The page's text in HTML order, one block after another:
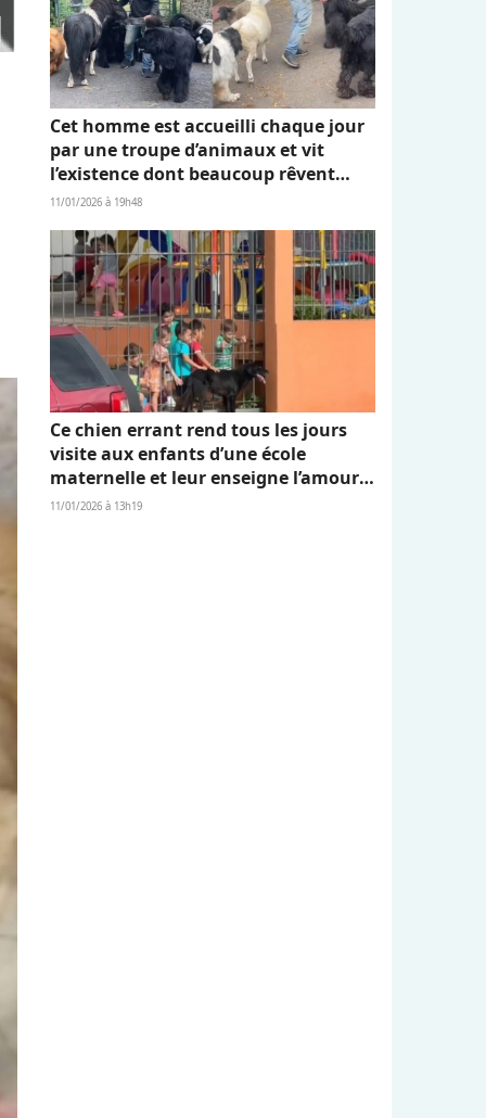
Cet homme est accueilli chaque jour
par une troupe d’animaux et vit
l’existence dont beaucoup rêvent
(vidéo)
11/01/2026 à 19h48
Ce chien errant rend tous les jours
visite aux enfants d’une école
maternelle et leur enseigne l’amour
et l’empathie (vidéo)
11/01/2026 à 13h19